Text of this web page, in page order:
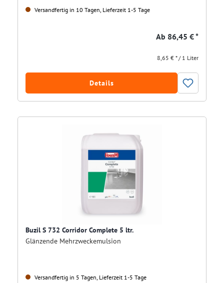
Versandfertig in 10 Tagen, Lieferzeit 1-5 Tage
Ab 86,45 € *
8,65 € * / 1 Liter
Details
Buzil S 732 Corridor Complete 5 ltr.
Glänzende Mehrzweckemulsion
Versandfertig in 5 Tagen, Lieferzeit 1-5 Tage